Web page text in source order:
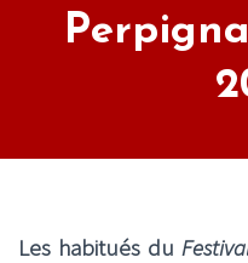
Les habitués du